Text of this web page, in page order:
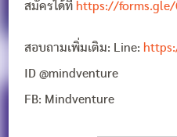
สมัครได้ที่ https://forms.gle/
สอบถามเพิ่มเติม: Line:
ID @mindventure
FB: Mindventure